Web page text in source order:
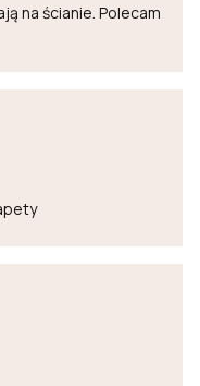
na ścianie. Polecam